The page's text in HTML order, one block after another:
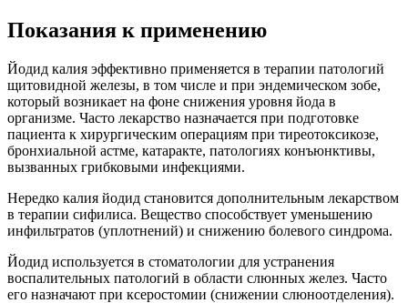
Показания к применению
Йодид калия эффективно применяется в терапии патологий
щитовидной железы, в том числе и при эндемическом зобе,
который возникает на фоне снижения уровня йода в
организме. Часто лекарство назначается при подготовке
пациента к хирургическим операциям при тиреотоксикозе,
бронхиальной астме, катаракте, патологиях конъюнктивы,
вызванных грибковыми инфекциями.
Нередко калия йодид становится дополнительным лекарством
в терапии сифилиса. Вещество способствует уменьшению
инфильтратов (уплотнений) и снижению болевого синдрома.
Йодид используется в стоматологии для устранения
воспалительных патологий в области слюнных желез. Часто
его назначают при ксеростомии (снижении слюноотделения).